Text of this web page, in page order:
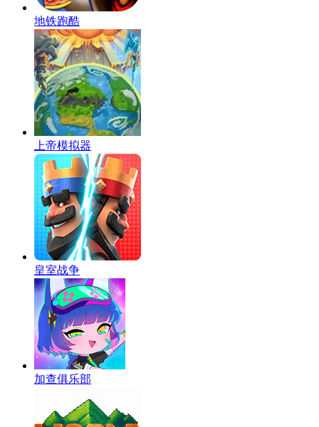
地铁跑酷
上帝模拟器
皇室战争
加查俱乐部